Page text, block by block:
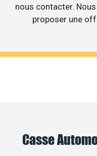
nous contacter.
proposer une
Casse